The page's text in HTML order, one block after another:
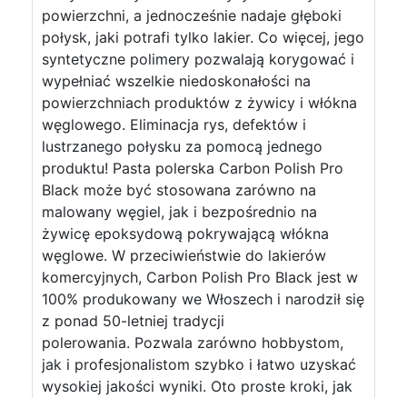
powierzchni, a jednocześnie nadaje głęboki
połysk, jaki potrafi tylko lakier. Co więcej, jego
syntetyczne polimery pozwalają korygować i
wypełniać wszelkie niedoskonałości na
powierzchniach produktów z żywicy i włókna
węglowego. Eliminacja rys, defektów i
lustrzanego połysku za pomocą jednego
produktu! Pasta polerska Carbon Polish Pro
Black może być stosowana zarówno na
malowany węgiel, jak i bezpośrednio na
żywicę epoksydową pokrywającą włókna
węglowe. W przeciwieństwie do lakierów
komercyjnych, Carbon Polish Pro Black jest w
100% produkowany we Włoszech i narodził się
z ponad 50-letniej tradycji
polerowania. Pozwala zarówno hobbystom,
jak i profesjonalistom szybko i łatwo uzyskać
wysokiej jakości wyniki. Oto proste kroki, jak